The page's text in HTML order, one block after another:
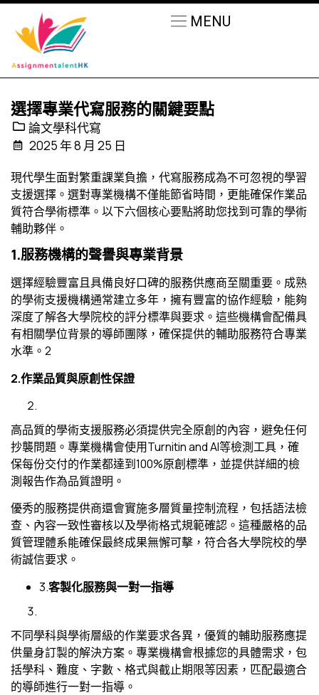
MENU
選擇專業代寫服務的關鍵要點
論文學科代寫
2025 年 8 月 25 日
現代學生面對繁重課業負擔，代寫服務成為不可忽視的學習
支援選擇。選對專業機構不僅能節省時間，更能確保作業品
質符合學術標準。以下六個核心要點將助您找到可靠的學術
輔助夥伴。
1.服務機構的聲譽與專業背景
選擇經驗豐富且具備良好口碑的服務供應商至關重要。成熟
的學術支援機構通常建立多年，擁有豐富的協作經驗，能夠
深度了解各大學院校的評分標準與要求。這些機構會配備具
有相關學位背景的導師團隊，確保提供的輔助服務符合專業
水準。2
2.作業品質與原創性保證
高品質的學術支援服務必須提供完全原創的內容，避免任何
抄襲問題。專業機構會使用Turnitin and AI等檢測工具，確
保每份交付的作業都達到100%原創標準，並提供詳細的檢
測報告作為品質證明。
優秀的服務提供商還會實施多層質量控制流程，包括語法檢
查、內容一致性審核以及學術格式規範確認。這種嚴格的品
質管理體系能確保最終成果無懈可擊，符合各大學院校的學
術誠信要求。
3.客製化服務與一對一指導
不同學科與學術層級的作業要求各異，優質的輔助服務應提
供量身訂製的解決方案。專業機構會根據您的具體需求，包
括學科、難度、字數、格式與截止期限等因素，匹配最適合
的導師進行一對一指導。